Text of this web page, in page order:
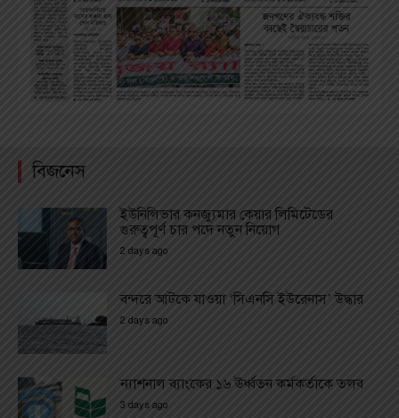
বিজনেস
ইউনিলিভার কনজ্যুমার কেয়ার লিমিটেডের
গুরুত্বপূর্ণ চার পদে নতুন নিয়োগ
2 days ago
বন্দরে আটকে যাওয়া ‘সিএনসি ইউরেনাস’ উদ্ধার
2 days ago
ন্যাশনাল ব্যাংকের ১৬ ঊর্ধ্বতন কর্মকর্তাকে তলব
3 days ago